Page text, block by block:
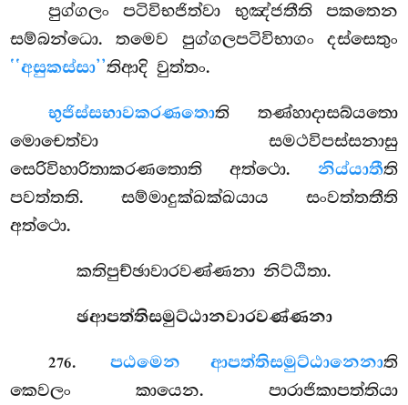
පුග්ගලං පටිවිභජිත්වා භුඤ්ජතීති පකතෙන
සම්බන්ධො. තමෙව පුග්ගලපටිවිභාගං දස්සෙතුං
‘‘අසුකස්සා’’තිආදි වුත්තං.
භුජිස්සභාවකරණතොති තණ්හාදාසබ්යතො
මොචෙත්වා සමථවිපස්සනාසු
සෙරිවිහාරිතාකරණතොති අත්ථො. නිය්යාතීති
පවත්තති. සම්මාදුක්ඛක්ඛයාය සංවත්තතීති
අත්ථො.
කතිපුච්ඡාවාරවණ්ණනා නිට්ඨිතා.
ඡආපත්තිසමුට්ඨානවාරවණ්ණනා
276.පඨමෙන ආපත්තිසමුට්ඨානෙනාති
කෙවලං කායෙන. පාරාජිකාපත්තියා